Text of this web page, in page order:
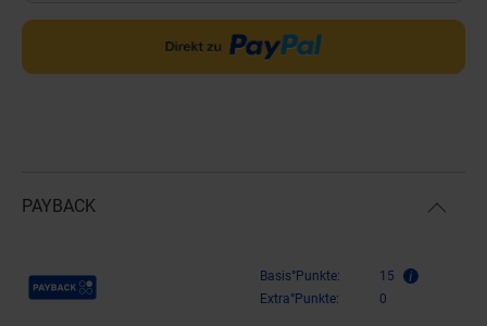
PAYBACK
Payback Punkte Basis°Punkte:
15
Extra°Punkte:
0